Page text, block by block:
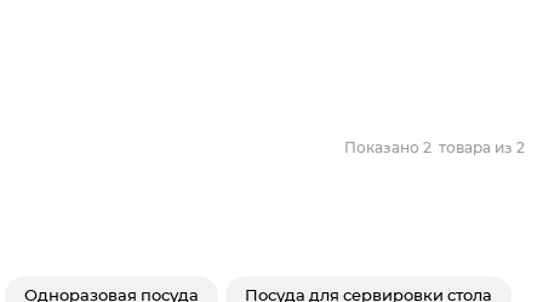
Показано 2 товара из 2
Одноразовая посуда Посуда для сервировки стола